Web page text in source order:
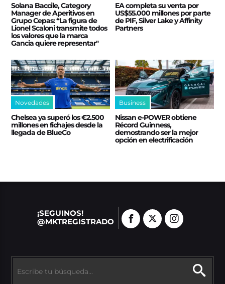
Solana Baccile, Category
Manager de Aperitivos en
Grupo Cepas: “La figura de
Lionel Scaloni transmite todos
los valores que la marca
Gancia quiere representar"
EA completa su venta por
US$55.000 millones por parte
de PIF, Silver Lake y Affinity
Partners
Novedades
Chelsea ya superó los €2.500
millones en fichajes desde la
llegada de BlueCo
Business
Nissan e‑POWER obtiene
Récord Guinness,
demostrando ser la mejor
opción en electrificación
¡SEGUINOS!
@MKTREGISTRADO